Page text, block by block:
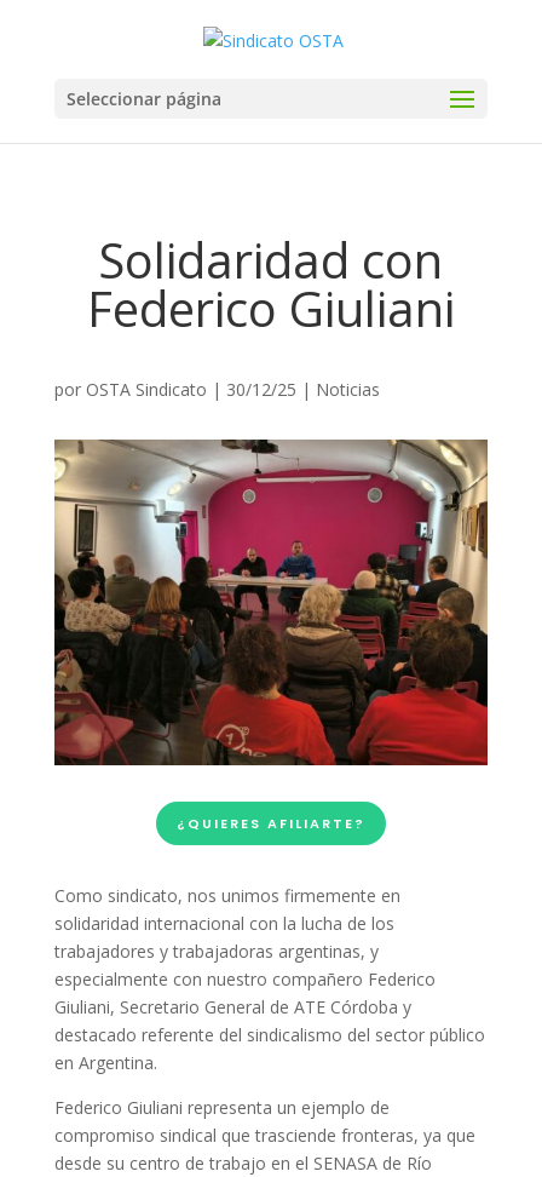
Seleccionar página
Solidaridad con
Federico Giuliani
por OSTA Sindicato | 30/12/25 | Noticias
¿QUIERES AFILIARTE?
Como sindicato, nos unimos firmemente en
solidaridad internacional con la lucha de los
trabajadores y trabajadoras argentinas, y
especialmente con nuestro compañero Federico
Giuliani, Secretario General de ATE Córdoba y
destacado referente del sindicalismo del sector público
en Argentina.
Federico Giuliani representa un ejemplo de
compromiso sindical que trasciende fronteras, ya que
desde su centro de trabajo en el SENASA de Río